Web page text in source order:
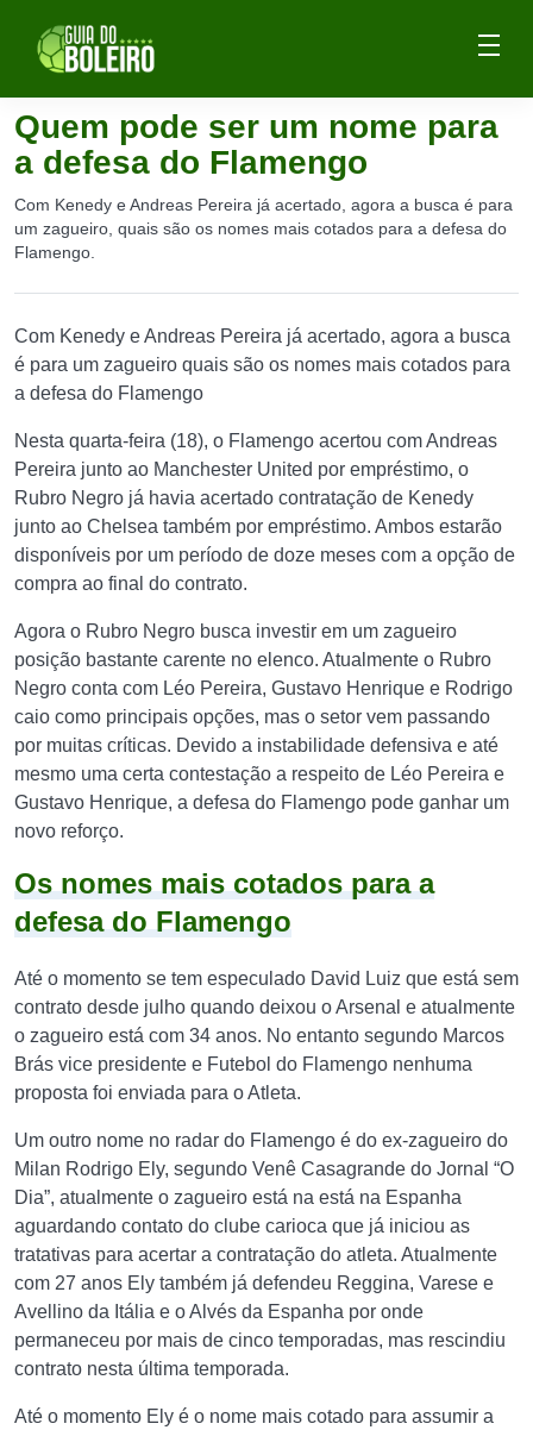
Quem pode ser um nome para
a defesa do Flamengo
Com Kenedy e Andreas Pereira já acertado, agora a busca é para
um zagueiro, quais são os nomes mais cotados para a defesa do
Flamengo.
Com Kenedy e Andreas Pereira já acertado, agora a busca
é para um zagueiro quais são os nomes mais cotados para
a defesa do Flamengo
Nesta quarta-feira (18), o Flamengo acertou com Andreas
Pereira junto ao Manchester United por empréstimo, o
Rubro Negro já havia acertado contratação de Kenedy
junto ao Chelsea também por empréstimo. Ambos estarão
disponíveis por um período de doze meses com a opção de
compra ao final do contrato.
Agora o Rubro Negro busca investir em um zagueiro
posição bastante carente no elenco. Atualmente o Rubro
Negro conta com Léo Pereira, Gustavo Henrique e Rodrigo
caio como principais opções, mas o setor vem passando
por muitas críticas. Devido a instabilidade defensiva e até
mesmo uma certa contestação a respeito de Léo Pereira e
Gustavo Henrique, a defesa do Flamengo pode ganhar um
novo reforço.
Os nomes mais cotados para a
defesa do Flamengo
Até o momento se tem especulado David Luiz que está sem
contrato desde julho quando deixou o Arsenal e atualmente
o zagueiro está com 34 anos. No entanto segundo Marcos
Brás vice presidente e Futebol do Flamengo nenhuma
proposta foi enviada para o Atleta.
Um outro nome no radar do Flamengo é do ex-zagueiro do
Milan Rodrigo Ely, segundo Venê Casagrande do Jornal “O
Dia”, atualmente o zagueiro está na está na Espanha
aguardando contato do clube carioca que já iniciou as
tratativas para acertar a contratação do atleta. Atualmente
com 27 anos Ely também já defendeu Reggina, Varese e
Avellino da Itália e o Alvés da Espanha por onde
permaneceu por mais de cinco temporadas, mas rescindiu
contrato nesta última temporada.
Até o momento Ely é o nome mais cotado para assumir a